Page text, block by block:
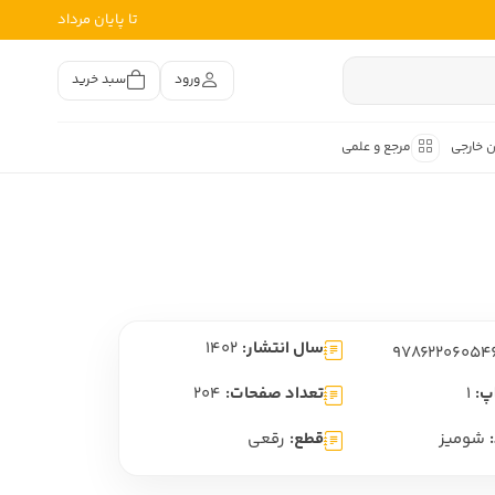
تا پایان مرداد
ورود سبد خرید
خارجی مرجع و علمی
فارسی
متون کهن
سال انتشار: 1402
1 تعداد صفحات: 204
شومیز قطع: رقعی